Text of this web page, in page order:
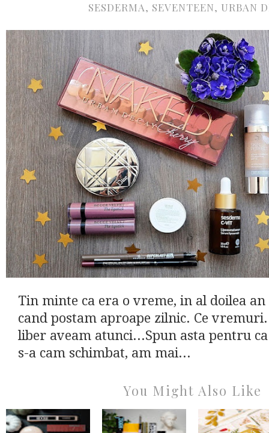
SESDERMA, SEVENTEEN, URBAN
Tin minte ca era o vreme, in al doilea an
cand postam aproape zilnic. Ce
liber aveam atunci...Spun asta pentru
s-a cam schimbat, am mai...
You Might Also Like